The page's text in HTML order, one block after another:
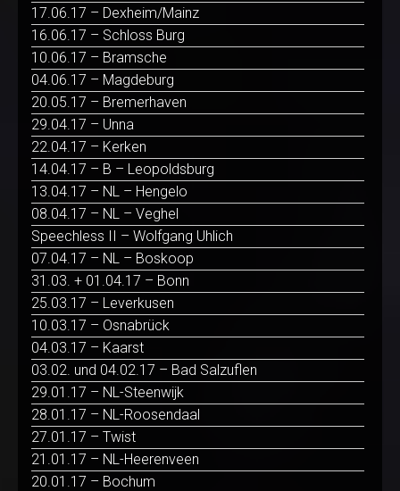
17.06.17 – Dexheim/Mainz
16.06.17 – Schloss Burg
10.06.17 – Bramsche
04.06.17 – Magdeburg
20.05.17 – Bremerhaven
29.04.17 – Unna
22.04.17 – Kerken
14.04.17 – B – Leopoldsburg
13.04.17 – NL – Hengelo
08.04.17 – NL – Veghel
Speechless II – Wolfgang Uhlich
07.04.17 – NL – Boskoop
31.03. + 01.04.17 – Bonn
25.03.17 – Leverkusen
10.03.17 – Osnabrück
04.03.17 – Kaarst
03.02. und 04.02.17 – Bad Salzuflen
29.01.17 – NL-Steenwijk
28.01.17 – NL-Roosendaal
27.01.17 – Twist
21.01.17 – NL-Heerenveen
20.01.17 – Bochum